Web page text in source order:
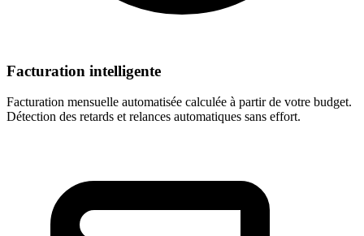
Facturation intelligente
Facturation mensuelle automatisée calculée à partir de votre budget.
Détection des retards et relances automatiques sans effort.